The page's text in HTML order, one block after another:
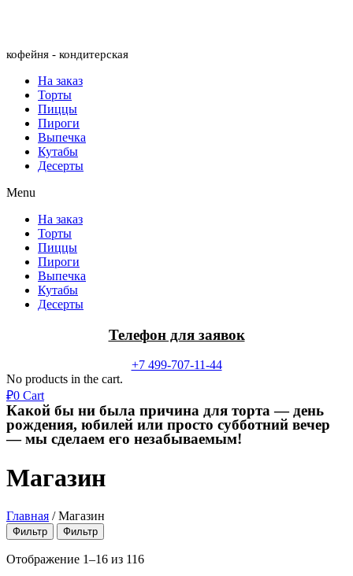
кофейня - кондитерская
На заказ
Торты
Пиццы
Пироги
Выпечка
Кутабы
Десерты
Menu
На заказ
Торты
Пиццы
Пироги
Выпечка
Кутабы
Десерты
Телефон для заявок
+7 499-707-11-44
No products in the cart.
₽0 Cart
Какой бы ни была причина для торта — день
рождения, юбилей или просто субботний вечер
— мы сделаем его незабываемым!
Магазин
Главная /Магазин
Фильтр Фильтр
Отображение 1–16 из 116